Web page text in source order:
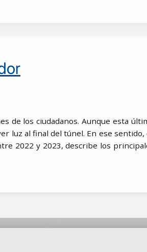
de los ciudadanos. Aunque esta
luz al final del túnel. En ese
2022 y 2023, describe los